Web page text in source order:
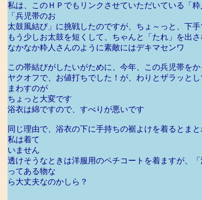
私は、このＨＰでもリンクさせていただいている「
「兵児帯のお
太鼓風結び」に挑戦したのですが、ちょ～っと、下手
もう少しお太鼓を短くして、ちゃんと「たれ」を出
なかなか粋人さんのように素敵にはデキマセンワ
この帯結びがしたいがために、今年、この兵児帯をか
ヤクオフで、お値打ちでした！が、わりとザラッと
まわすのが
ちょっと大変です
浴衣は綿ですので、すべりが悪いです
同じ理由で、浴衣の下に手持ちの裾よけを着るとまと
私は着て
いません
透けそうなときは洋服用のペチコートを着ますが、
ってある物な
ら大丈夫なのかしら？